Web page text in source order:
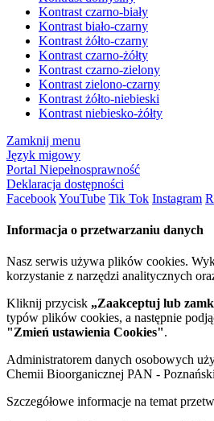
Kontrast czarno-biały
Kontrast biało-czarny
Kontrast żółto-czarny
Kontrast czarno-żółty
Kontrast czarno-zielony
Kontrast zielono-czarny
Kontrast żółto-niebieski
Kontrast niebiesko-żółty
Zamknij menu
Język migowy
Portal Niepełnosprawność
Deklaracja dostępności
FacebookYouTube Tik Tok Instagram
Informacja o przetwarzaniu danych
Nasz serwis używa plików cookies.
korzystanie z narzędzi analitycznych
Kliknij przycisk „Zaakceptuj lub
typów plików cookies, a następnie
"Zmień ustawienia Cookies".
Administratorem danych osobowych
Chemii Bioorganicznej PAN -
Szczegółowe informacje na temat